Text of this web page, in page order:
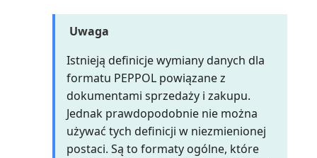
Udziały kosztów
jednopoziomowe (raport)
Umowa serwisowa (raport)
Umowa serwisowa: Sprzedawca
(raport)
Uwaga
Istnieją definicje wymiany danych dla
formatu PEPPOL powiązane z
dokumentami sprzedaży i zakupu.
Jednak prawdopodobnie nie można
używać tych definicji w niezmienionej
postaci. Są to formaty ogólne, które